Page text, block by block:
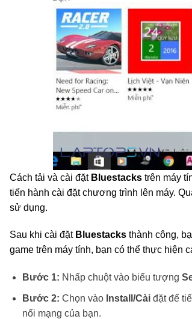
Cách tải và cài đặtBluestacks trên máy
tiến hành cài đặt chương trình lên máy.
sử dụng.
Sau khi cài đặt Bluestacks thành công,
game trên máy tính, bạn có thể thực hiện
Bước 1: Nhấp chuột vào biểu tượng
Bước 2: Chọn vào Install/Càiđặt để
nối mạng của bạn.